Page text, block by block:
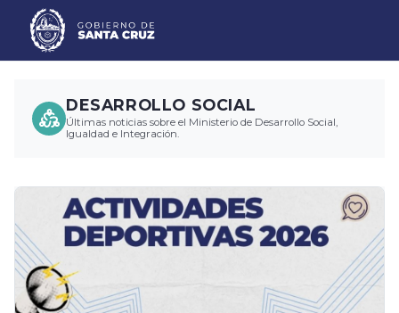
DESARROLLO SOCIAL
Últimas noticias sobre el Ministerio de Desarrollo Social,
Igualdad e Integración.